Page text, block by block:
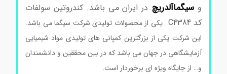
سیگماآلدریچدر ایران می باشد. کندروتین سولفات
کد C4384
یکی از محصولات تولیدی شرکت سیگما می باشد.
این شرکت یکی از بزرگترین کمپانی های تولیدی مواد شیمیایی
آزمایشگاهی در جهان می باشد که در بین محققین و دانشمندان
و… از جایگاه ویژه ای برخوردار است.